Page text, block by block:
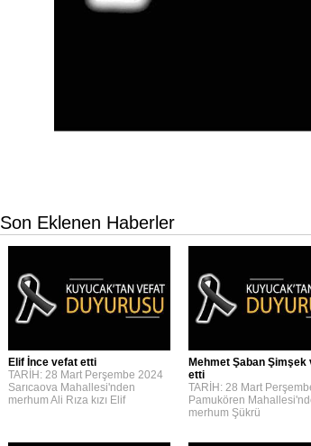
Son Eklenen Haberler
Elif İnce vefat etti
TARİH: 28 Mart Perşembe 2024
Sarıcaova Mahallesi'nden
merhum Ali Rıza kızı Elif
Mehmet Şaban Şimşek
etti
TARİH: 28 Mart
Pamukören
merhum Şükrü